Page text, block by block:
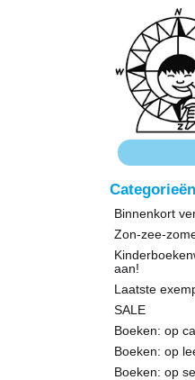
Categorieën
Binnenkort
Zon-zee-
aan!
Laatste
SALE
Boeken: op
Boeken: op
Boeken: op